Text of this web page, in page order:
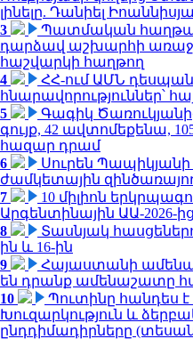
լինելը. Դանիել
3
Պատմական
դարձավ աշխարհի
հաշվարկի հաղթող
4
ՀՀ-ում ԱՄՆ
հնարավորություններ՝
5
Գագիկ
գույք, 42 ավտոմեքենա,
հազար դրամ
6
Սուրեն Պապիկյանի
ժամկետային
7
10 միլիոն
Արգենտինային ԱԱ-2026-ից
8
Տասնյակ
ին և 16-ին
9
Հայաստանի
են դրանք ամենաշատը
10
Պուտինը հանդես
Խուզարկություն և
ընդդիմադիրները